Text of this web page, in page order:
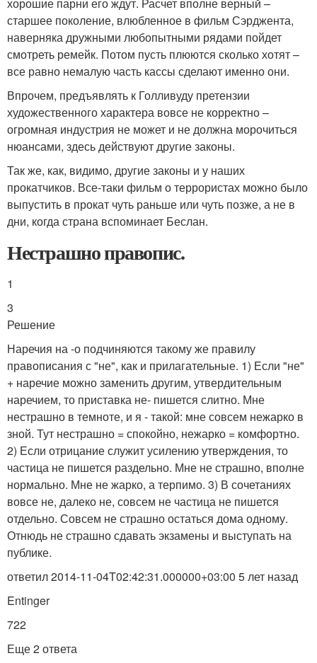
старшее поколение, влюбленное в фильм Сэрджента,
наверняка дружными любопытными рядами пойдет
смотреть ремейк. Потом пусть плюются сколько хотят –
все равно немалую часть кассы сделают именно они.
Впрочем, предъявлять к Голливуду претензии
художественного характера вовсе не корректно –
огромная индустрия не может и не должна морочиться
нюансами, здесь действуют другие законы.
Так же, как, видимо, другие законы и у наших
прокатчиков. Все-таки фильм о террористах можно было
выпустить в прокат чуть раньше или чуть позже, а не в
дни, когда страна вспоминает Беслан.
Нестрашно правопис.
1
3
Решение
Наречия на -о подчиняются такому же правилу
правописания с "не", как и прилагательные. 1) Если "не"
+ наречие можно заменить другим, утвердительным
наречием, то приставка не- пишется слитно. Мне
нестрашно в темноте, и я - такой: мне совсем нежарко в
зной. Тут нестрашно = спокойно, нежарко = комфортно.
2) Если отрицание служит усилению утверждения, то
частица не пишется раздельно. Мне не страшно, вполне
нормально. Мне не жарко, а терпимо. 3) В сочетаниях
вовсе не, далеко не, совсем не частица не пишется
отдельно. Совсем не страшно остаться дома одному.
Отнюдь не страшно сдавать экзамены и выступать на
публике.
ответил 2014-11-04T02:42:31.000000+03:00 5 лет назад
Entinger
722
Еще 2 ответа